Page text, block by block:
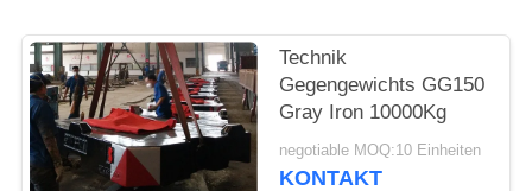
EIN
ZITAT
SITEMAP
Technik
Gegengewichts GG150
Gray Iron 10000Kg
negotiable MOQ:10 Einheiten
KONTAKT